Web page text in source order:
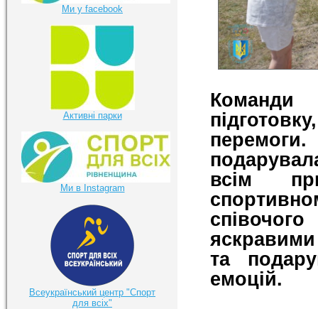
Команди
всім
та
емоцій.
Ми у facebook
Активні парки
Ми в Instagram
Всеукраїнський центр "Спорт
для всіх"